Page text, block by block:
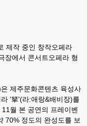
제작 중인 창작오페라
장에서 콘서트오페라 형
은 제주문화콘텐츠 육성사
'拏'(라:애랑&배비장)를
11 월 본 공연의 프레이벤
70% 정도의 완성도를 보